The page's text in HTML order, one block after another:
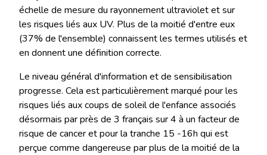
échelle de mesure du rayonnement ultraviolet et sur
les risques liés aux UV. Plus de la moitié d'entre eux
(37% de l'ensemble) connaissent les termes utilisés et
en donnent une définition correcte.
Le niveau général d'information et de sensibilisation
progresse. Cela est particulièrement marqué pour les
risques liés aux coups de soleil de l'enfance associés
désormais par près de 3 français sur 4 à un facteur de
risque de cancer et pour la tranche 15 -16h qui est
perçue comme dangereuse par plus de la moitié de la